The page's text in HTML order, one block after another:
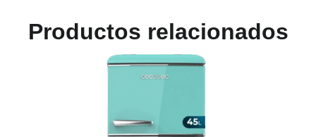
Productos relacionados